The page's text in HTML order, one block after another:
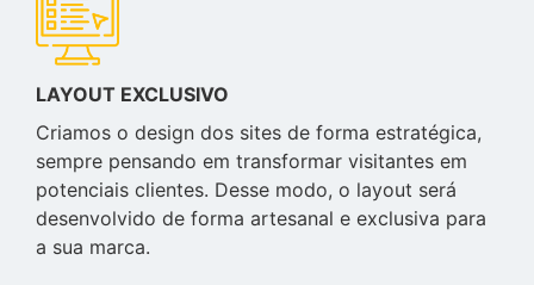
LAYOUT EXCLUSIVO
Criamos o design dos sites de forma estratégica,
sempre pensando em transformar visitantes em
potenciais clientes. Desse modo, o layout será
desenvolvido de forma artesanal e exclusiva para
a sua marca.